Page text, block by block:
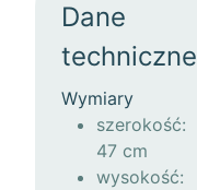
Dane
techniczne
Wymiary
szerokość:
47 cm
wysokość: